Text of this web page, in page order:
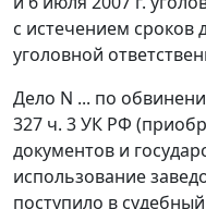
с истечением сроков
уголовной
Дело N ... по
327 ч. 3УК РФ
документов и
использование
поступило в судебный